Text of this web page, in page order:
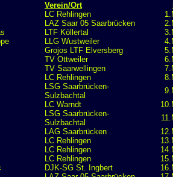
Verein/Ort
LC Rehlingen
LAZ Saar 05 Saarbrücken
LTF Köllertal
LLG Wustweiler
Grojos LTF Elversberg
TV Ottweiler
TV Saarwellingen
LC Rehlingen
LSG Saarbrücken-
Sulzbachtal
LC Warndt
LSG Saarbrücken-
Sulzbachtal
LAG Saarbrücken
LC Rehlingen
LC Rehlingen
LC Rehlingen
DJK-SG St. Ingbert